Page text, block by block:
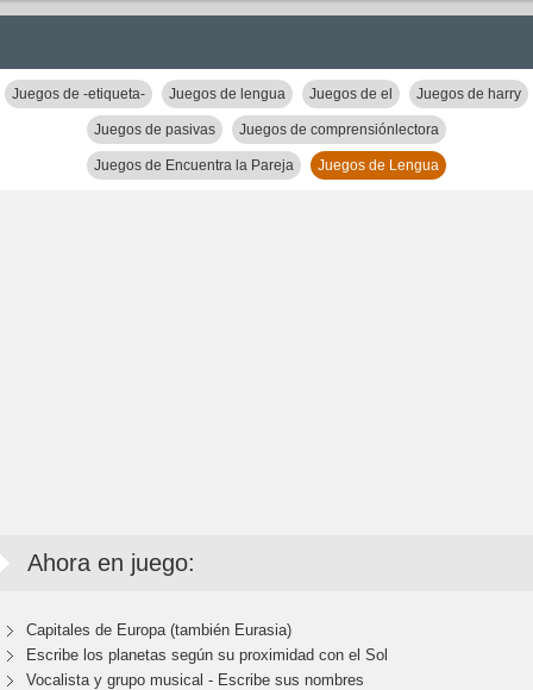
Juegos de -etiqueta- Juegos de lengua Juegos de el Juegos de harry
Juegos de pasivas Juegos de comprensiónlectora
Juegos de Encuentra la Pareja Juegos de Lengua
Ahora en juego:
Capitales de Europa (también Eurasia)
Escribe los planetas según su proximidad con el Sol
Vocalista y grupo musical - Escribe sus nombres